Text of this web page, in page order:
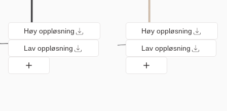
Høy oppløsning
Lav oppløsning
Høy oppløsning
Lav oppløsning